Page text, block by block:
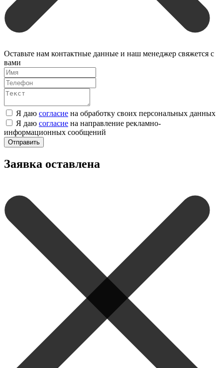
Оставьте нам контактные данные и наш менеджер свяжется с
вами
Я даю согласие на обработку своих персональных данных
Я даю согласие на направление рекламно-
информационных сообщений
Отправить
Заявка оставлена